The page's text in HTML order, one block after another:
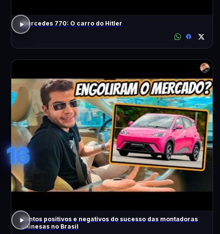
Mercedes 770: O carro do Hitler
16
Pontos positivos e negativos do sucesso das montadoras
chinesas no Brasil